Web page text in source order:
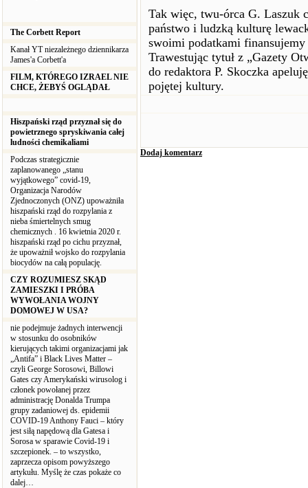
The Corbett Report
Kanał YT niezależnego dziennikarza
James'a Corbett'a
FILM, KTÓREGO IZRAEL NIE
CHCE, ŻEBYŚ OGLĄDAŁ
Hiszpański rząd przyznał się do
powietrznego spryskiwania całej
ludności chemikaliami
Podczas strategicznie
zaplanowanego „stanu
wyjątkowego” covid-19,
Organizacja Narodów
Zjednoczonych (ONZ) upoważniła
hiszpański rząd do rozpylania z
nieba śmiertelnych smug
chemicznych . 16 kwietnia 2020 r.
hiszpański rząd po cichu przyznał,
że upoważnił wojsko do rozpylania
biocydów na całą populację.
CZY ROZUMIESZ SKĄD
ZAMIESZKI I PRÓBA
WYWOŁANIA WOJNY
DOMOWEJ W USA?
nie podejmuje żadnych interwencji
w stosunku do osobników
kierujących takimi organizacjami jak
„Antifa” i Black Lives Matter –
czyli George Sorosowi, Billowi
Gates czy Amerykański wirusolog i
członek powołanej przez
administrację Donalda Trumpa
grupy zadaniowej ds. epidemii
COVID-19 Anthony Fauci – który
jest siłą napędową dla Gatesa i
Sorosa w sparawie Covid-19 i
szczepionek. – to wszystko,
zaprzecza opisom powyższego
artykułu. Myślę że czas pokaże co
dalej…
Tak więc, twu-órca G. Laszuk
państwo i ludzką kulturę
swoimi podatkami
Trawestując tytuł z „Gazety
do redaktora P. Skoczka
pojętej kultury.
Dodaj komentarz